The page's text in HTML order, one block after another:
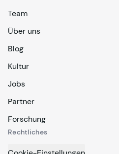
Team
Über uns
Blog
Kultur
Jobs
Partner
Forschung
Rechtliches